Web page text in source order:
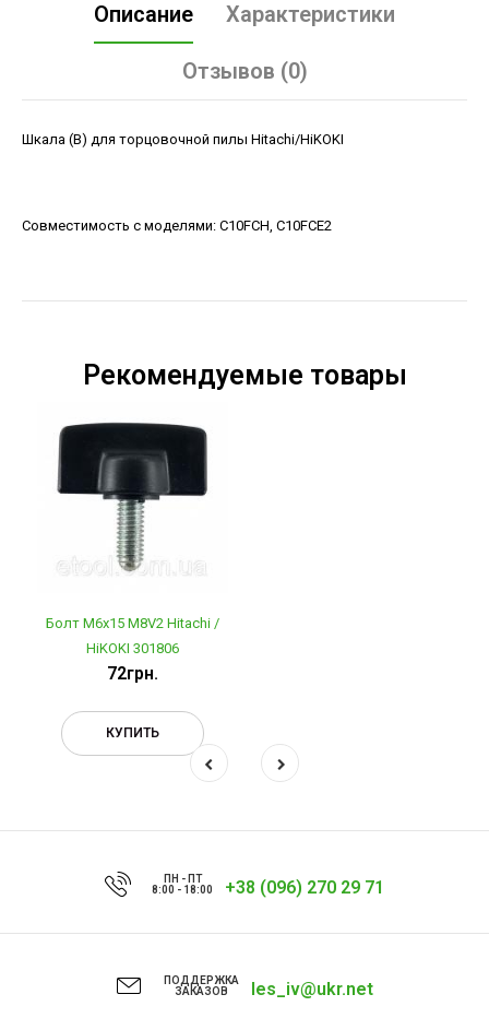
Описание Характеристики
Отзывов (0)
Шкала (В) для торцовочной пилы Hitachi/HiKOKI
Совместимость с моделями: C10FCH, C10FCE2
Рекомендуемые товары
Болт М6х15 M8V2 Hitachi /
HiKOKI 301806
72грн.
КУПИТЬ
ПН - ПТ
8:00 - 18:00
+38 (096) 270 29 71
ПОДДЕРЖКА
ЗАКАЗОВ
les_iv@ukr.net